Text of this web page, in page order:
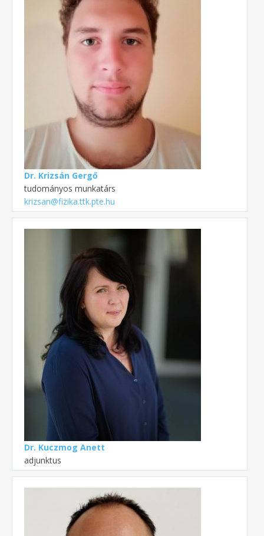
Dr. Krizsán Gergő
tudományos munkatárs
krizsan@fizika.ttk.pte.hu
Dr. Kuczmog Anett
adjunktus